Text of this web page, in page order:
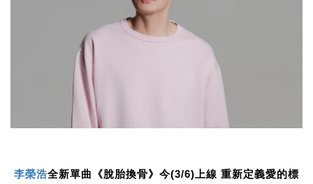
李榮浩全新單曲《脫胎換骨》今(3/6)上線 重新定義愛的標